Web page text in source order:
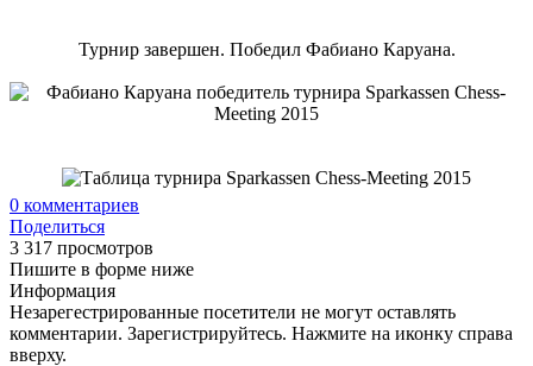
Турнир завершен. Победил Фабиано Каруана.
0 комментариев
Поделиться
3 317 просмотров
Пишите в форме ниже
Информация
Незарегестрированные посетители не могут оставлять
комментарии. Зарегистрируйтесь. Нажмите на иконку справа
вверху.